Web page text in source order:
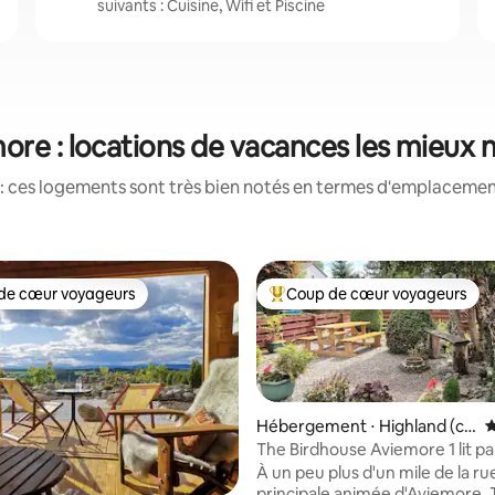
suivants : Cuisine, Wifi et Piscine
: locations de vacances les mieux
ces logements sont très bien notés en termes
cœur voyageurs les plus appréciés
cœur voyageurs Coups de cœur voyageurs les
Coup de cœur voyageurs
Hébergement ⋅ Highland (co
uncil area)
The Birdhouse Aviemore 1 lit
avec jardin
À un peu plus d'un mile de la